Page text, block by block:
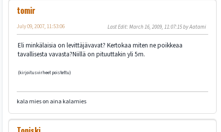
tomir
July 09, 2007, 11:53:06 Last Edit: March 16, 2009, 11:07:15 by Aatami
Eli minkälaisia on levittäjävavat? Kertokaa miten ne poikkeaa
tavallisesta vavasta?Niillä on pituuttakin yli 5m.
(kirjoitusvirheet poistettu)
kala mies on aina kalamies